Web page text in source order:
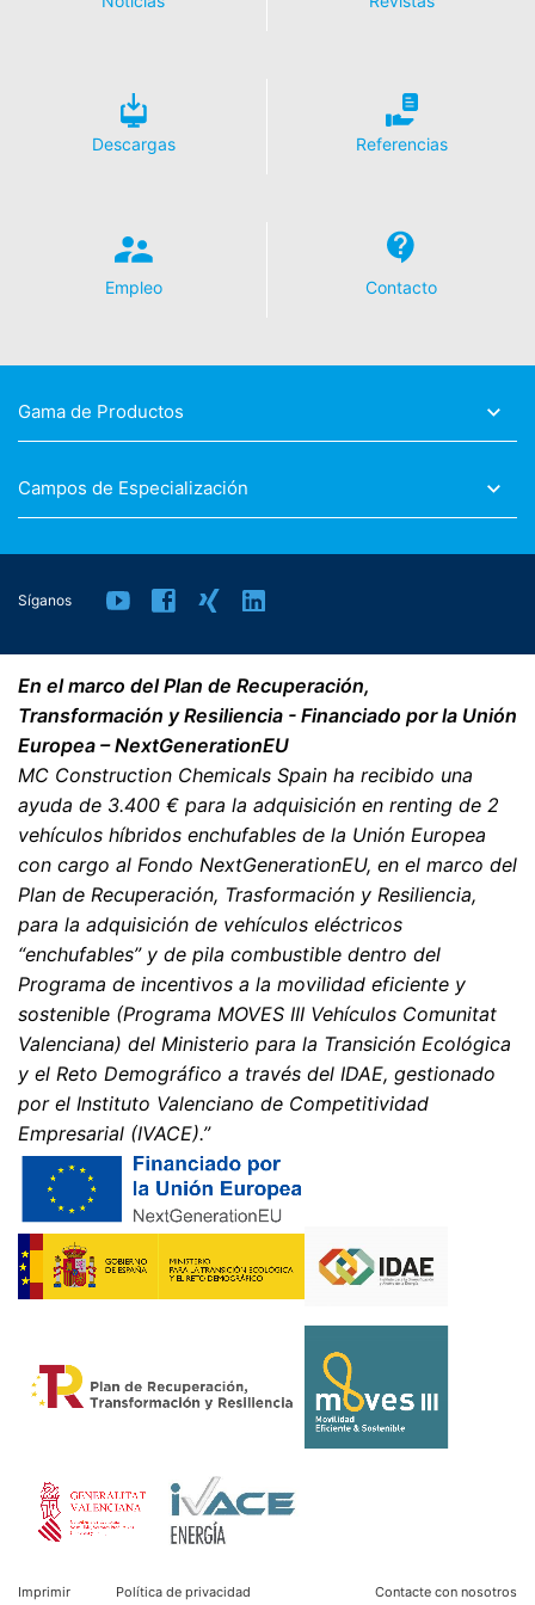
Descargas Referencias
Empleo Contacto
Gama de Productos
Campos de Especialización
Síganos
En el marco del Plan de Recuperación,
Transformación y Resiliencia - Financiado por la Unión
Europea – NextGenerationEU
MC Construction Chemicals Spain ha recibido una
ayuda de 3.400 € para la adquisición en renting de 2
vehículos híbridos enchufables de la Unión Europea
con cargo al Fondo NextGenerationEU, en el marco del
Plan de Recuperación, Trasformación y Resiliencia,
para la adquisición de vehículos eléctricos
“enchufables” y de pila combustible dentro del
Programa de incentivos a la movilidad eficiente y
sostenible (Programa MOVES III Vehículos Comunitat
Valenciana) del Ministerio para la Transición Ecológica
y el Reto Demográfico a través del IDAE, gestionado
por el Instituto Valenciano de Competitividad
Empresarial (IVACE).”
Imprimir Política de privacidad Contacte con nosotros